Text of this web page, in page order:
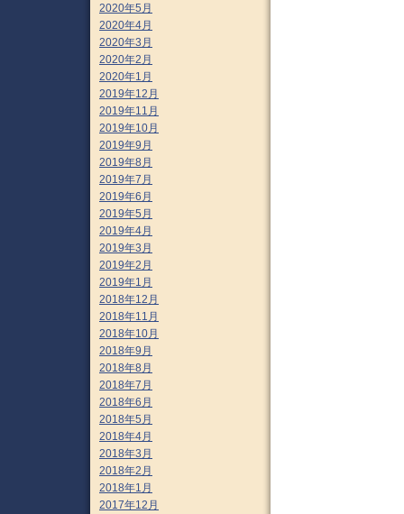
2020年5月
2020年4月
2020年3月
2020年2月
2020年1月
2019年12月
2019年11月
2019年10月
2019年9月
2019年8月
2019年7月
2019年6月
2019年5月
2019年4月
2019年3月
2019年2月
2019年1月
2018年12月
2018年11月
2018年10月
2018年9月
2018年8月
2018年7月
2018年6月
2018年5月
2018年4月
2018年3月
2018年2月
2018年1月
2017年12月